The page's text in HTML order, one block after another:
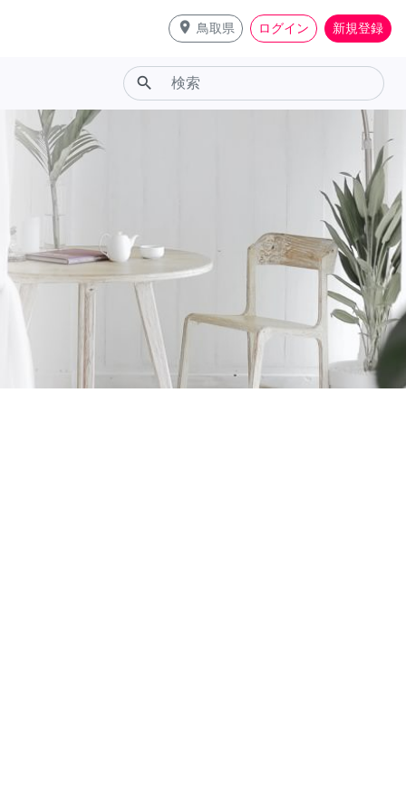
place 鳥取県 ログイン 新規登録
search